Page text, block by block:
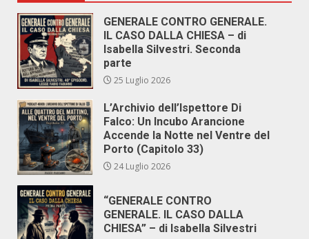
GENERALE CONTRO GENERALE.
IL CASO DALLA CHIESA – di
Isabella Silvestri. Seconda
parte
25 Luglio 2026
L’Archivio dell’Ispettore Di
Falco: Un Incubo Arancione
Accende la Notte nel Ventre del
Porto (Capitolo 33)
24 Luglio 2026
“GENERALE CONTRO
GENERALE. IL CASO DALLA
CHIESA” – di Isabella Silvestri